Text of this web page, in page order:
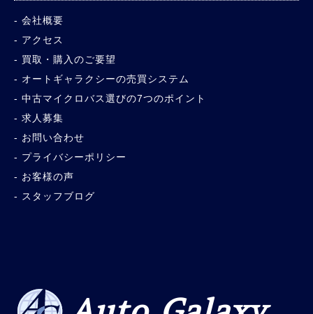
会社概要
アクセス
買取・購入のご要望
オートギャラクシーの売買システム
中古マイクロバス選びの7つのポイント
求人募集
お問い合わせ
プライバシーポリシー
お客様の声
スタッフブログ